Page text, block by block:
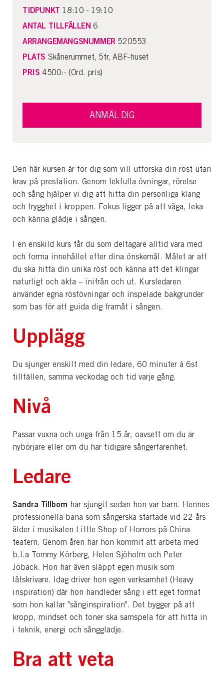
Den här kursen är för dig som vill utforska din röst utan
krav på prestation. Genom lekfulla övningar, rörelse
och sång hjälper vi dig att hitta din personliga klang
och trygghet i kroppen. Fokus ligger på att våga, leka
och känna glädje i sången.
I en enskild kurs får du som deltagare alltid vara med
och forma innehållet efter dina önskemål. Målet är att
du ska hitta din unika röst och känna att det klingar
naturligt och äkta – inifrån och ut. Kursledaren
använder egna röstövningar och inspelade bakgrunder
som bas för att guida dig framåt i sången.
Upplägg
Du sjunger enskilt med din ledare, 60 minuter á 6st
tillfällen, samma veckodag och tid varje gång.
Nivå
Passar vuxna och unga från 15 år, oavsett om du är
nybörjare eller om du har tidigare sångerfarenhet.
Ledare
Sandra Tillbom har sjungit sedan hon var barn. Hennes
professionella bana som sångerska startade vid 22 års
ålder i musikalen Little Shop of Horrors på China
teatern. Genom åren har hon kommit att arbeta med
b.l.a Tommy Körberg, Helen Sjöholm och Peter
Jöback. Hon har även släppt egen musik som
låtskrivare. Idag driver hon egen verksamhet (Heavy
inspiration) där hon handleder sång i ett eget format
som hon kallar "sånginspiration". Det bygger på att
kropp, mindset och toner ska samspela för att hitta in
i teknik, energi och sångglädje.
Bra att veta
TIDPUNKT 18:10 - 19:10
ANTAL TILLFÄLLEN 6
ARRANGEMANGSNUMMER 520553
PLATS Skånerummet, 5tr, ABF-huset
PRIS 4500:- (Ord. pris)
ANMÄL DIG